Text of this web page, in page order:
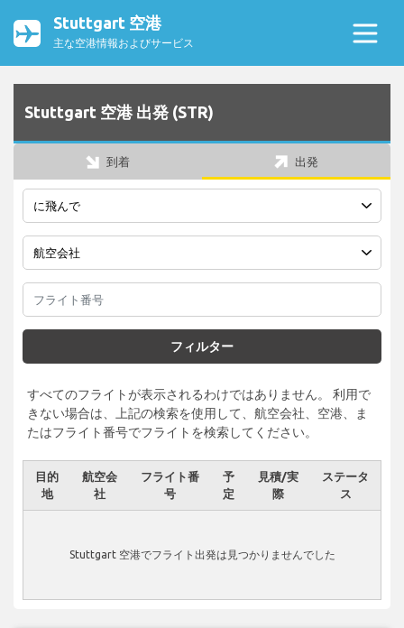
Stuttgart 空港
主な空港情報およびサービス
Stuttgart 空港 出発 (STR)
到着 出発
フィルター
すべてのフライトが表示されるわけではありません。 利用で
きない場合は、上記の検索を使用して、航空会社、空港、ま
たはフライト番号でフライトを検索してください。
目的
地
航空会
社
フライト番
号
予
定
見積/実
際
ステータ
ス
Stuttgart 空港でフライト出発は見つかりませんでした